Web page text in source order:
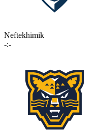
Neftekhimik
-:-